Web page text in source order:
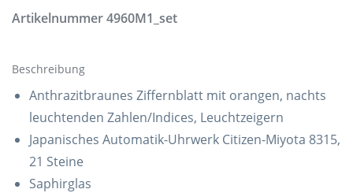
Artikelnummer4960M1_set
Beschreibung
Anthrazitbraunes Ziffernblatt mit orangen, nachts
leuchtenden Zahlen/Indices, Leuchtzeigern
Japanisches Automatik-Uhrwerk Citizen-Miyota 8315,
21 Steine
Saphirglas